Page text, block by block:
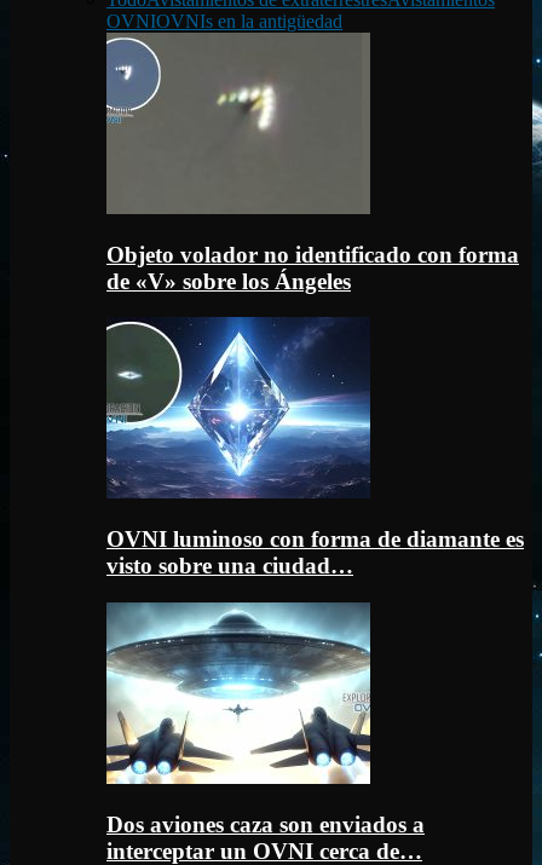
OVNIOVNIs en la antigüedad
Objeto volador no identificado con forma
de «V» sobre los Ángeles
OVNI luminoso con forma de diamante es
visto sobre una ciudad…
Dos aviones caza son enviados a
interceptar un OVNI cerca de…